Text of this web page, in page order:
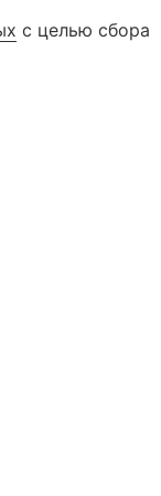
70-22
Пн-Пт: с
с целью сбора